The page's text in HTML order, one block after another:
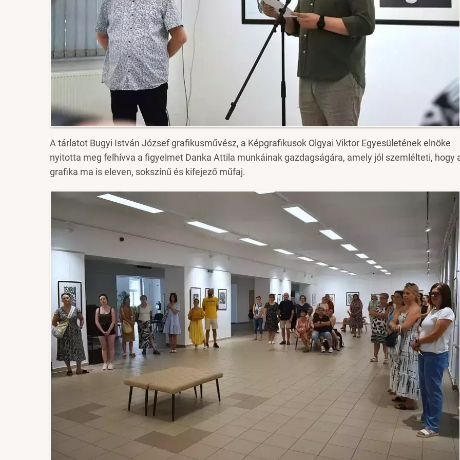
A tárlatot Bugyi István József grafikusművész, a Képgrafikusok Olgyai Viktor Egyesületének elnöke
nyitotta meg felhívva a figyelmet Danka Attila munkáinak gazdagságára, amely jól szemlélteti, hogy
grafika ma is eleven, sokszínű és kifejező műfaj.
Image